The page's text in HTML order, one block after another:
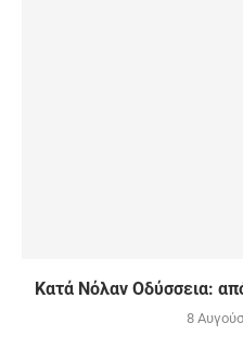
Κατά Νόλαν Οδύσσεια:
8